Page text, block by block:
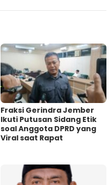
Fraksi Gerindra Jember
Ikuti Putusan Sidang Etik
soal Anggota DPRD yang
Viral saat Rapat